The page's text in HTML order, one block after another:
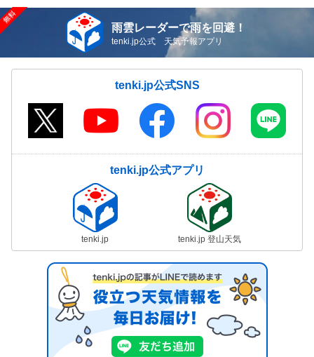
雨雲レーダーで雨を回避！
tenki.jp公式 天気予報アプリ
tenki.jp公式SNS
tenki.jp公式アプリ
tenki.jp tenki.jp 登山天気